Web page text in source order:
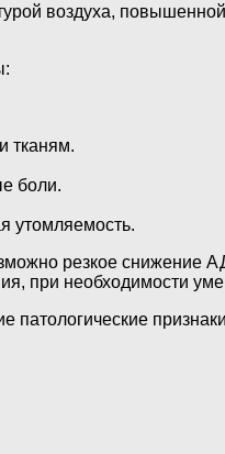
воздуха,
тканям.
боли.
утомляемость.
резкое снижение
при необходимости